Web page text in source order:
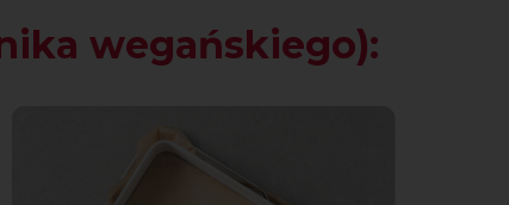
wegańskiego):